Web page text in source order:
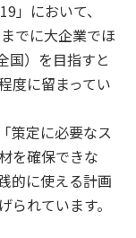
」において、
でに大企業でほ
国）を目指すと
度に留まってい
策定に必要なス
を確保できな
的に使える計画
れています。